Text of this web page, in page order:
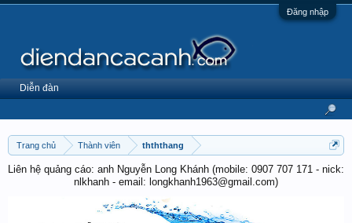
Đăng nhập
Trang chủ Thành viên thththang
Liên hệ quảng cáo: anh Nguyễn Long Khánh (mobile: 0907 707 171 - nick:
nlkhanh - email: longkhanh1963@gmail.com)
Diễn đàn